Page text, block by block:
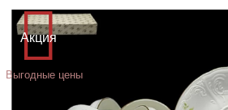
Акция
Выгодные цены